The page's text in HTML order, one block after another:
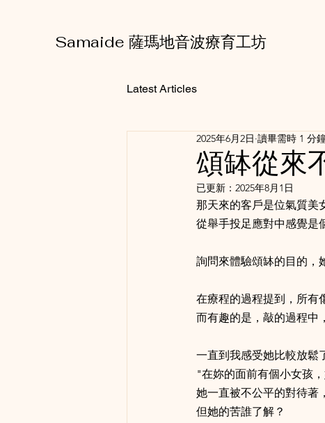
Samaide 薩瑪地音波療育工坊
Latest Articles
頌缽從來
2025年6月2日 讀畢需時 1 分
已更新： 2025年8月1日
那天來的客戶是位氣質美
從舉手投足應對中感覺是
詢問來體驗頌缽的目的，
在療程的過程提到，所有
而有趣的是，敲的過程中
一直到我感受她比較放鬆
"在妳的面前有個小女孩，
她一直被不公平的對待著
但她的苦誰了解？